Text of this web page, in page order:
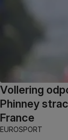
Vollering
Phinney
France
EUROSPORT